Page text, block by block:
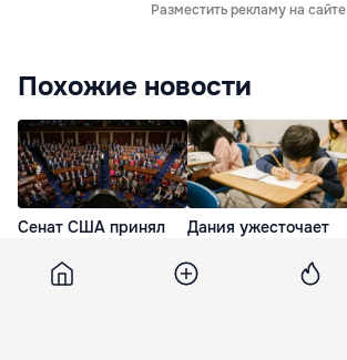
Разместить рекламу на сайте
Похожие новости
Сенат США принял
санкциях» против
России
Дания ужесточает
из-за использования
ИИ школьниками